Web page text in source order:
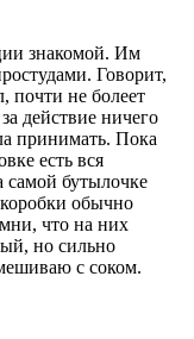
знакомой. Им
Говорит,
почти не болеет
действие ничего
принимать. Пока
есть вся
бутылочке
обычно
что на них
но сильно
с соком.